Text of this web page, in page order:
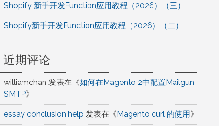
Shopify 新手开发Function应用教程（2026）（三）
Shopify新手开发Function应用教程（2026）（二）
近期评论
williamchan 发表在《如何在Magento 2中配置Mailgun
SMTP》
essay conclusion help 发表在《Magento curl 的使用》